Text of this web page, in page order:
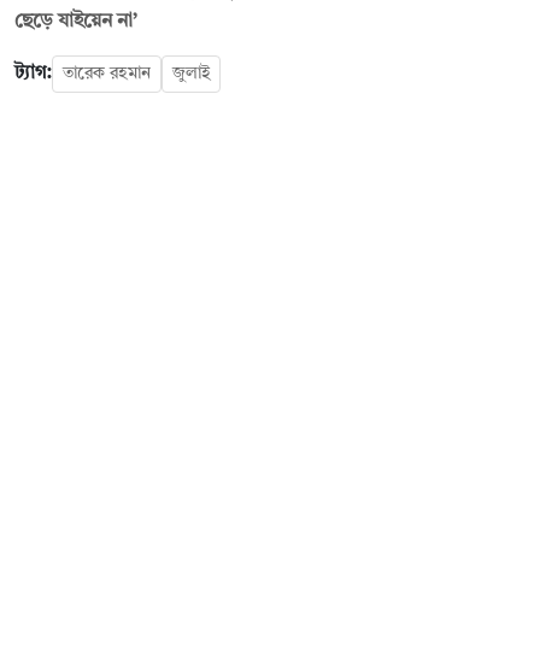
ছেড়ে যাইয়েন না’
ট্যাগ: তারেক রহমান জুলাই